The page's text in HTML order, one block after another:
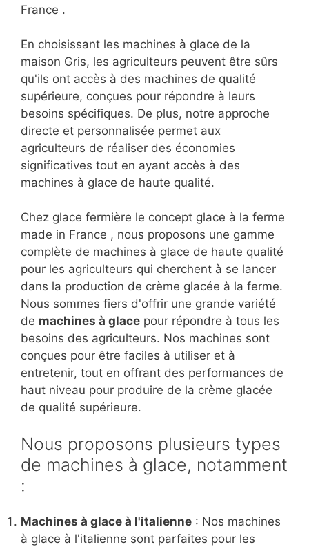
France .
En choisissant les machines à glace de la
maison Gris, les agriculteurs peuvent être sûrs
qu'ils ont accès à des machines de qualité
supérieure, conçues pour répondre à leurs
besoins spécifiques. De plus, notre approche
directe et personnalisée permet aux
agriculteurs de réaliser des économies
significatives tout en ayant accès à des
machines à glace de haute qualité.
Chez glace fermière le concept glace à la ferme
made in France , nous proposons une gamme
complète de machines à glace de haute qualité
pour les agriculteurs qui cherchent à se lancer
dans la production de crème glacée à la ferme.
Nous sommes fiers d'offrir une grande variété
de machines à glace pour répondre à tous les
besoins des agriculteurs. Nos machines sont
conçues pour être faciles à utiliser et à
entretenir, tout en offrant des performances de
haut niveau pour produire de la crème glacée
de qualité supérieure.
Nous proposons plusieurs types
de machines à glace, notamment
:
Machines à glace à l'italienne : Nos machines
à glace à l'italienne sont parfaites pour les